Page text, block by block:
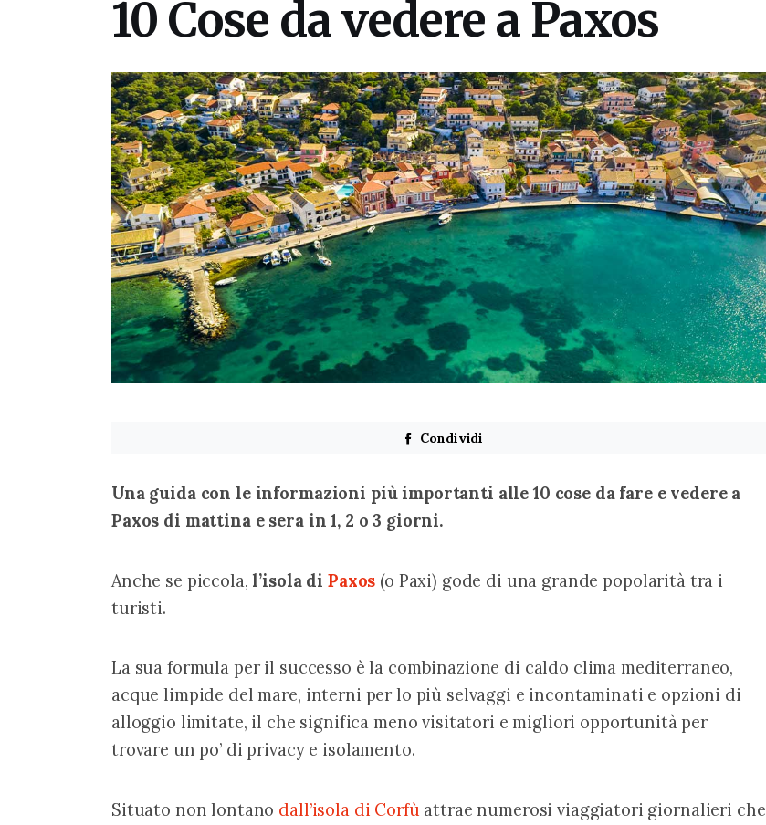
10 Cose da vedere a Paxos
Condividi
Una guida con le informazioni più importanti alle 10 cose da fare e vedere a
Paxos di mattina e sera in 1, 2 o 3 giorni.
Anche se piccola, l’isola di Paxos (o Paxi) gode di una grande popolarità tra i
turisti.
La sua formula per il successo è la combinazione di caldo clima mediterraneo,
acque limpide del mare, interni per lo più selvaggi e incontaminati e opzioni di
alloggio limitate, il che significa meno visitatori e migliori opportunità per
trovare un po’ di privacy e isolamento.
Situato non lontano dall’isola di Corfù attrae numerosi viaggiatori giornalieri che